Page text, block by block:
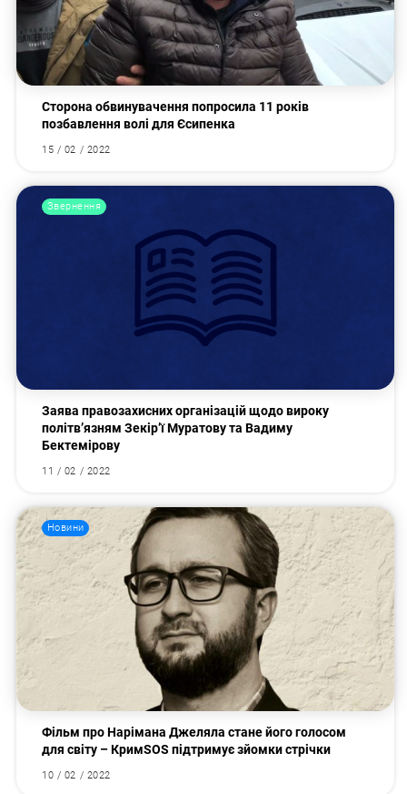
Сторона обвинувачення попросила 11 років
позбавлення волі для Єсипенка
15 / 02 / 2022
Звернення
Заява правозахисних організацій щодо вироку
політв’язням Зекір’ї Муратову та Вадиму
Бектемірову
11 / 02 / 2022
Новини
Фільм про Нарімана Джеляла стане його голосом
для світу – КримSOS підтримує зйомки стрічки
10 / 02 / 2022